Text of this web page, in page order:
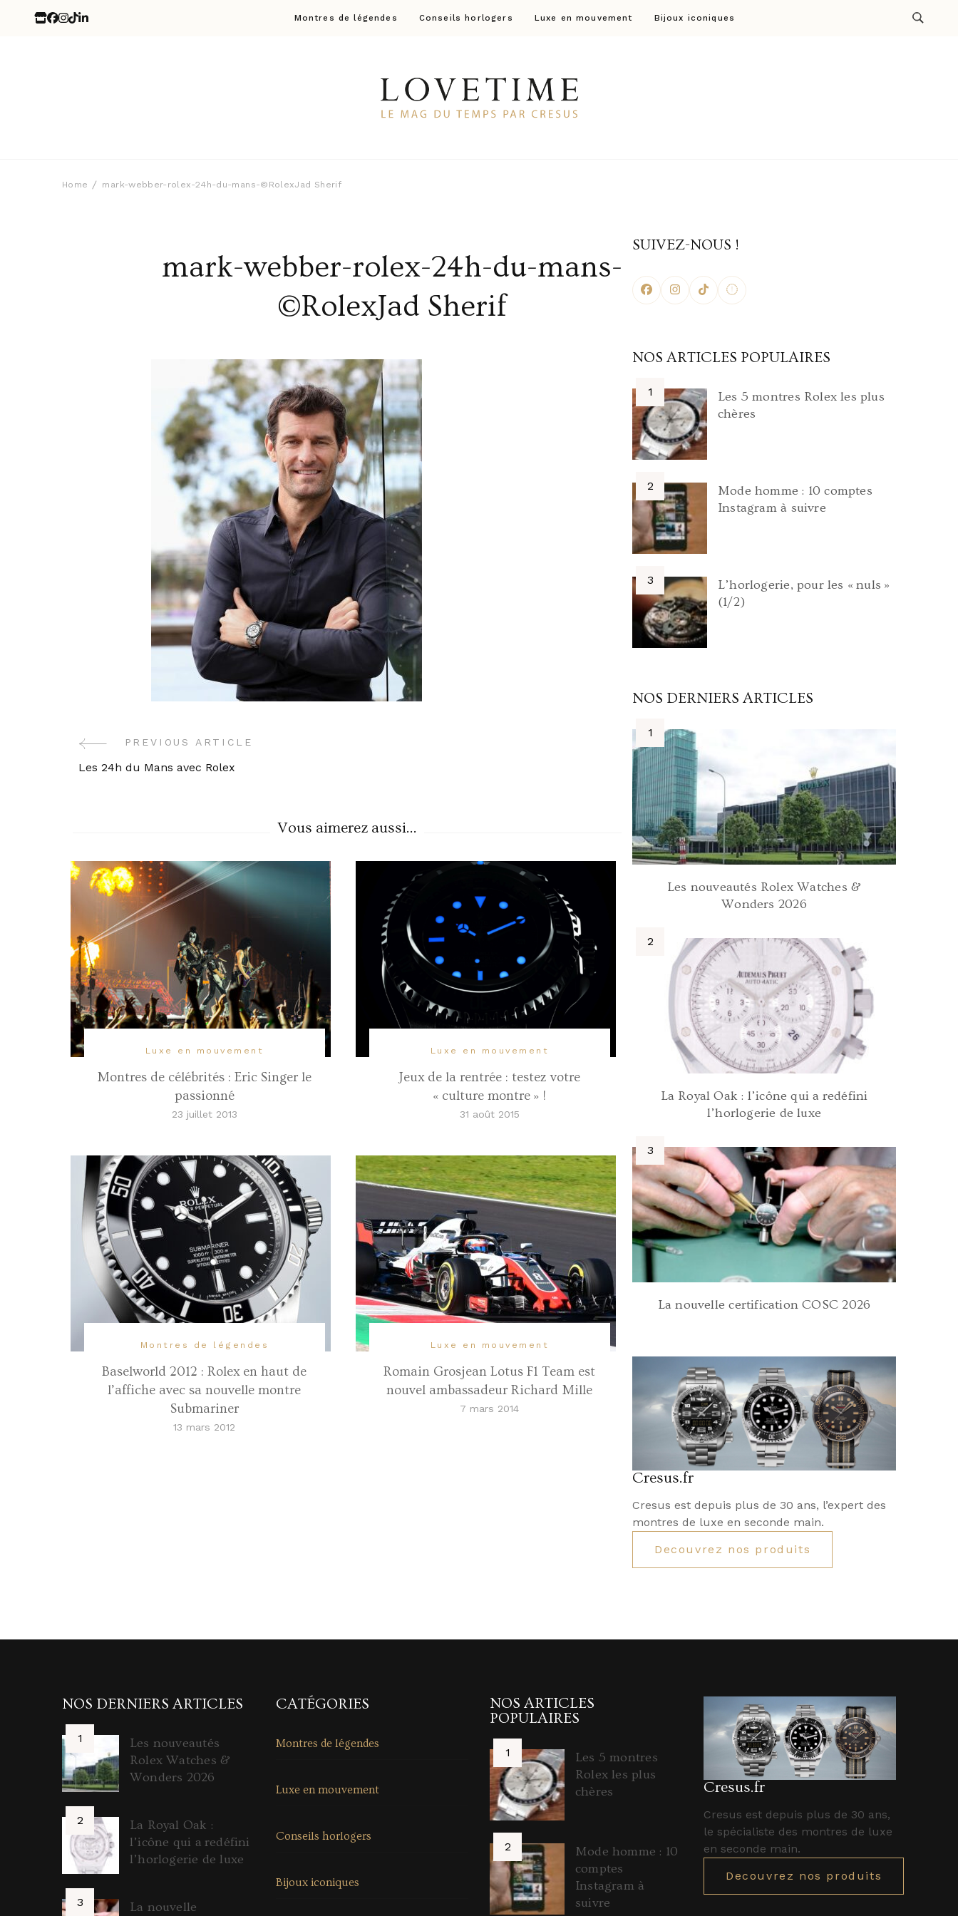
Montres de légendes Conseils horlogers Luxe en mouvement Bijoux iconiques
Home mark-webber-rolex-24h-du-mans-©RolexJad Sherif
mark-webber-rolex-24h-du-mans-
©RolexJad Sherif
Post
PREVIOUS ARTICLE
Les 24h du Mans avec Rolex
Vous aimerez aussi...
Luxe en mouvement
Montres de célébrités : Eric Singer le
passionné
23 juillet 2013
Luxe en mouvement
Jeux de la rentrée : testez votre
« culture montre » !
31 août 2015
Montres de légendes
Baselworld 2012 : Rolex en haut de
l’affiche avec sa nouvelle montre
Submariner
13 mars 2012
Luxe en mouvement
Romain Grosjean Lotus F1 Team est
nouvel ambassadeur Richard Mille
7 mars 2014
SUIVEZ-NOUS !
NOS ARTICLES POPULAIRES
Les 5 montres Rolex les plus
chères
Mode homme : 10 comptes
Instagram à suivre
L’horlogerie, pour les « nuls »
(1/2)
NOS DERNIERS ARTICLES
Les nouveautés Rolex Watches &
Wonders 2026
La Royal Oak : l’icône qui a redéfini
l’horlogerie de luxe
La nouvelle certification COSC 2026
Cresus.fr
Cresus est depuis plus de 30 ans, l’expert des
montres de luxe en seconde main.
Decouvrez nos produits
NOS DERNIERS ARTICLES
Les nouveautés
Rolex Watches &
Wonders 2026
La Royal Oak :
l’icône qui a redéfini
l’horlogerie de luxe
La nouvelle
CATÉGORIES
Montres de légendes
Luxe en mouvement
Conseils horlogers
Bijoux iconiques
NOS ARTICLES
POPULAIRES
Les 5 montres
Rolex les plus
chères
Mode homme : 10
comptes
Instagram à
suivre
Cresus.fr
Cresus est depuis plus de 30 ans,
le spécialiste des montres de luxe
en seconde main.
Decouvrez nos produits